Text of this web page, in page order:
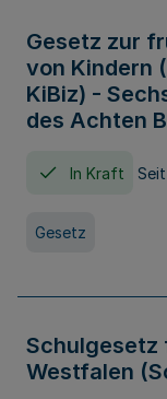
Gesetz zur
von Kindern
KiBiz) -
des Achten
In Kraft
Gesetz
Schulgesetz
Westfalen